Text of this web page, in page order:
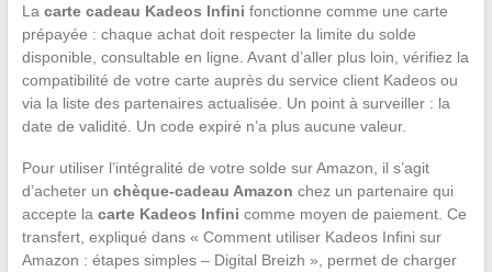
La carte cadeau Kadeos Infini fonctionne comme une carte
prépayée : chaque achat doit respecter la limite du solde
disponible, consultable en ligne. Avant d’aller plus loin, vérifiez la
compatibilité de votre carte auprès du service client Kadeos ou
via la liste des partenaires actualisée. Un point à surveiller : la
date de validité. Un code expiré n’a plus aucune valeur.
Pour utiliser l’intégralité de votre solde sur Amazon, il s’agit
d’acheter un chèque-cadeau Amazon chez un partenaire qui
accepte la carte Kadeos Infini comme moyen de paiement. Ce
transfert, expliqué dans « Comment utiliser Kadeos Infini sur
Amazon : étapes simples – Digital Breizh », permet de charger